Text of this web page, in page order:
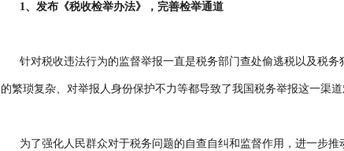
1、发布《税收检举办法》，完善检举通道
针对税收违法行为的监督举报一直是税务部门查处偷逃税以及税
的繁琐复杂、对举报人身份保护不力等都导致了我国税务举报这一渠道
为了强化人民群众对于税务问题的自查自纠和监督作用，进一步